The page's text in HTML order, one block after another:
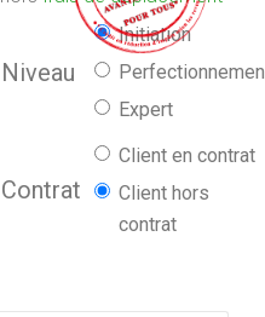
Niveau
Initiation
Expert
Contrat
Client en contrat
Client hors
contrat